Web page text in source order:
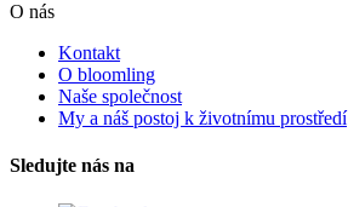
O nás
Kontakt
O bloomling
Naše společnost
My a náš postoj k životnímu prostředí
Sledujte nás na